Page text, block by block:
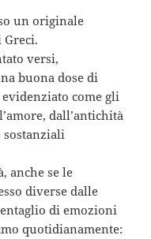
un originale
versi,
buona dose di
come gli
dall’antichità
sostanziali
anche se le
diverse dalle
di emozioni
quotidianamente: